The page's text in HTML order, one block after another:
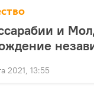
и
2021, 13:55